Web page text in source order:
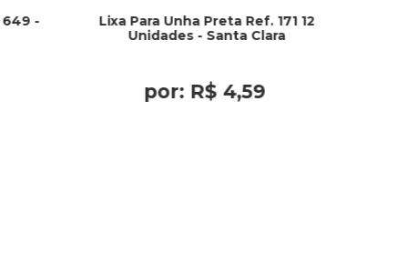
649 -
Lixa Para Unha Preta Ref. 171 12
Unidades - Santa Clara
por: R$ 4,59